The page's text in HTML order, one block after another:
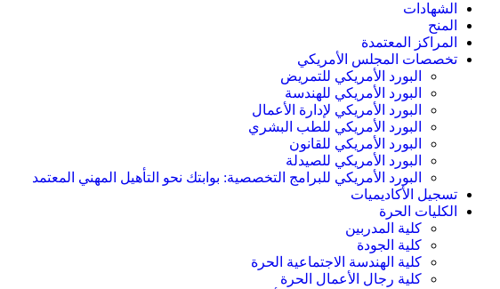
الشهادات
المنح
المراكز المعتمدة
تخصصات المجلس الأمريكي
البورد الأمريكي للتمريض
البورد الأمريكي للهندسة
البورد الأمريكي لإدارة الأعمال
البورد الأمريكي للطب البشري
البورد الأمريكي للقانون
البورد الأمريكي للصيدلة
البورد الأمريكي للبرامج التخصصية: بوابتك نحو التأهيل المهني المعتمد
تسجيل الأكاديميات
الكليات الحرة
كلية المدربين
كلية الجودة
كلية الهندسة الاجتماعية الحرة
كلية رجال الأعمال الحرة